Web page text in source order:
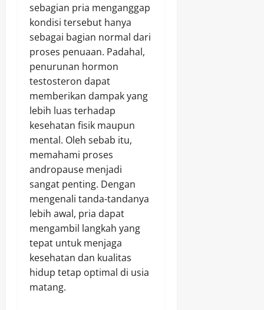
sebagian pria menganggap
kondisi tersebut hanya
sebagai bagian normal dari
proses penuaan. Padahal,
penurunan hormon
testosteron dapat
memberikan dampak yang
lebih luas terhadap
kesehatan fisik maupun
mental. Oleh sebab itu,
memahami proses
andropause menjadi
sangat penting. Dengan
mengenali tanda-tandanya
lebih awal, pria dapat
mengambil langkah yang
tepat untuk menjaga
kesehatan dan kualitas
hidup tetap optimal di usia
matang.